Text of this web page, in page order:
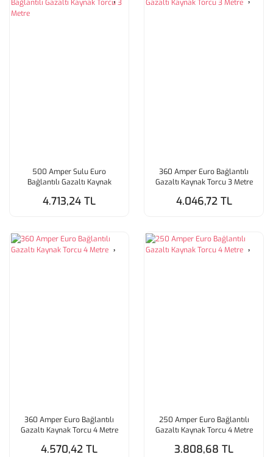
500 Amper Sulu Euro
Bağlantılı Gazaltı Kaynak
4.713,24 TL
360 Amper Euro Bağlantılı
Gazaltı Kaynak Torcu 3 Metre
4.046,72 TL
360 Amper Euro Bağlantılı
Gazaltı Kaynak Torcu 4 Metre
4.570,42 TL
250 Amper Euro Bağlantılı
Gazaltı Kaynak Torcu 4 Metre
3.808,68 TL